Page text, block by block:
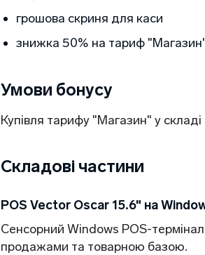
грошова скриня для каси
знижка 50% на тариф
Умови бонусу
Купівля тарифу "Магазин" у
Складові частини
POS Vector Oscar 15.6" на
Сенсорний Windows POS-
продажами та товарною базою.